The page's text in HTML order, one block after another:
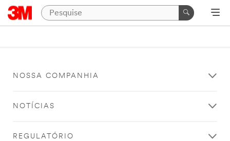
NOSSA COMPANHIA
NOTÍCIAS
REGULATÓRIO